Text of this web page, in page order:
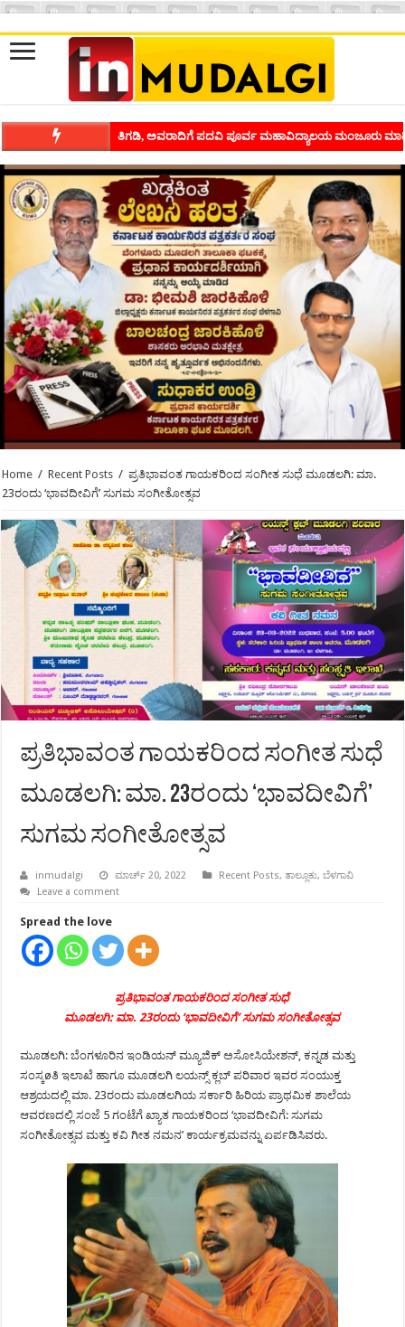
ಶಿವಾಪುರದಲ್ಲಿ ಕವಿಗೋಷ್ಠಿಯ ಸಂಭ್ರಮ ಭಾವನೆಗಳನ್ನು ಕಟ್ಟಿಕೊಡುವ
Home / Recent Posts / ಪ್ರತಿಭಾವಂತ ಗಾಯಕರಿಂದ ಸಂಗೀತ ಸುಧೆ ಮೂಡಲಗಿ: ಮಾ.
23ರಂದು ‘ಭಾವದೀವಿಗೆ’ ಸುಗಮ ಸಂಗೀತೋತ್ಸವ
ಪ್ರತಿಭಾವಂತ ಗಾಯಕರಿಂದ ಸಂಗೀತ ಸುಧೆ
ಮೂಡಲಗಿ: ಮಾ. 23ರಂದು ‘ಭಾವದೀವಿಗೆ’
ಸುಗಮ ಸಂಗೀತೋತ್ಸವ
inmudalgi ಮಾರ್ಚ್ 20, 2022 Recent Posts,ತಾಲ್ಲೂಕು,ಬೆಳಗಾವಿ
Leave a comment
Spread the love
ಪ್ರತಿಭಾವಂತ ಗಾಯಕರಿಂದ ಸಂಗೀತ ಸುಧೆ
ಮೂಡಲಗಿ: ಮಾ. 23ರಂದು ‘ಭಾವದೀವಿಗೆ’ ಸುಗಮ ಸಂಗೀತೋತ್ಸವ
ಮೂಡಲಗಿ: ಬೆಂಗಳೂರಿನ ಇಂಡಿಯನ್ ಮ್ಯೂಜಿಕ್ ಅಸೋಸಿಯೇಶನ್, ಕನ್ನಡ ಮತ್ತು
ಸಂಸ್ಕøತಿ ಇಲಾಖೆ ಹಾಗೂ ಮೂಡಲಗಿ ಲಯನ್ಸ್ ಕ್ಲಬ್ ಪರಿವಾರ ಇವರ ಸಂಯುಕ್ತ
ಆಶ್ರಯದಲ್ಲಿ ಮಾ. 23ರಂದು ಮೂಡಲಗಿಯ ಸರ್ಕಾರಿ ಹಿರಿಯ ಪ್ರಾಥಮಿಕ ಶಾಲೆಯ
ಆವರಣದಲ್ಲಿ ಸಂಜೆ 5 ಗಂಟೆಗೆ ಖ್ಯಾತ ಗಾಯಕರಿಂದ ‘ಭಾವದೀವಿಗೆ: ಸುಗಮ
ಸಂಗೀತೋತ್ಸವ ಮತ್ತು ಕವಿ ಗೀತ ನಮನ’ ಕಾರ್ಯಕ್ರಮವನ್ನು ಏರ್ಪಡಿಸಿವರು.